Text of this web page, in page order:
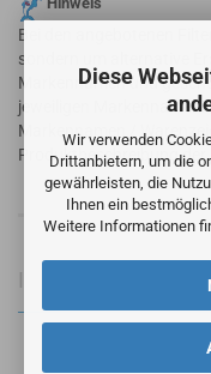
Diese
Wir verwenden
Drittanbietern, um die
gewährleisten, die
Ihnen ein
Weitere Informationen
Hinweis
Bei den angebotenen
sondern um alternative
Markennamen und
jeweiligen
Markennamen /
Produktbeschreibung
Informationen zur